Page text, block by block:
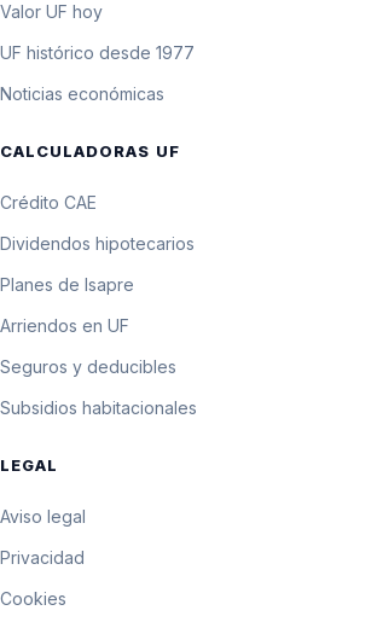
Valor UF hoy
UF histórico desde 1977
Noticias económicas
CALCULADORAS UF
Crédito CAE
Dividendos hipotecarios
Planes de Isapre
Arriendos en UF
Seguros y deducibles
Subsidios habitacionales
LEGAL
Aviso legal
Privacidad
Cookies